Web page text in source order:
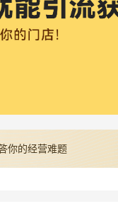
你的经营难题